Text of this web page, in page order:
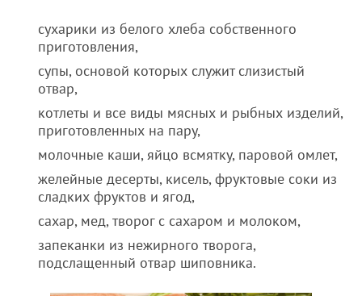
сухарики из белого хлеба собственного
приготовления,
супы, основой которых служит слизистый
отвар,
котлеты и все виды мясных и рыбных изделий,
приготовленных на пару,
молочные каши, яйцо всмятку, паровой омлет,
желейные десерты, кисель, фруктовые соки из
сладких фруктов и ягод,
сахар, мед, творог с сахаром и молоком,
запеканки из нежирного творога,
подслащенный отвар шиповника.